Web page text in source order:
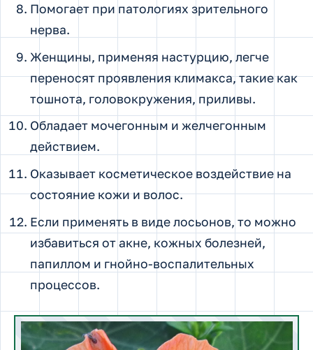
Помогает при патологиях зрительного
нерва.
Женщины, применяя настурцию, легче
переносят проявления климакса, такие как
тошнота, головокружения, приливы.
Обладает мочегонным и желчегонным
действием.
Оказывает косметическое воздействие на
состояние кожи и волос.
Если применять в виде лосьонов, то можно
избавиться от акне, кожных болезней,
папиллом и гнойно-воспалительных
процессов.